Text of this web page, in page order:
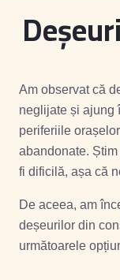
Am observat că
neglijate și ajung
periferiile
abandonate.
fi dificilă, așa că
De aceea, am
deșeurilor din
următoarele